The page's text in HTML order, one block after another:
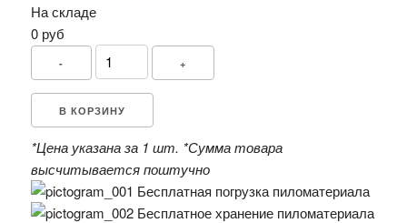
На складе
0 руб
- +
В КОРЗИНУ
*Цена указана за 1 шт. *Сумма товара
высчитывается поштучно
Бесплатная погрузка пиломатериала
Бесплатное хранение пиломатериала